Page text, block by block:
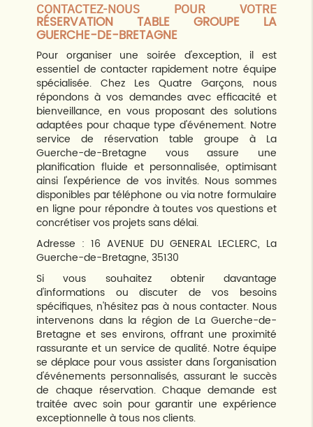
CONTACTEZ-NOUS POUR VOTRE
RÉSERVATION TABLE GROUPE LA
GUERCHE-DE-BRETAGNE
Pour organiser une soirée d'exception, il est
essentiel de contacter rapidement notre équipe
spécialisée. Chez Les Quatre Garçons, nous
répondons à vos demandes avec efficacité et
bienveillance, en vous proposant des solutions
adaptées pour chaque type d'événement. Notre
service de réservation table groupe à La
Guerche-de-Bretagne vous assure une
planification fluide et personnalisée, optimisant
ainsi l'expérience de vos invités. Nous sommes
disponibles par téléphone ou via notre formulaire
en ligne pour répondre à toutes vos questions et
concrétiser vos projets sans délai.
Adresse : 16 AVENUE DU GENERAL LECLERC, La
Guerche-de-Bretagne, 35130
Si vous souhaitez obtenir davantage
d'informations ou discuter de vos besoins
spécifiques, n'hésitez pas à nous contacter. Nous
intervenons dans la région de La Guerche-de-
Bretagne et ses environs, offrant une proximité
rassurante et un service de qualité. Notre équipe
se déplace pour vous assister dans l'organisation
d'événements personnalisés, assurant le succès
de chaque réservation. Chaque demande est
traitée avec soin pour garantir une expérience
exceptionnelle à tous nos clients.